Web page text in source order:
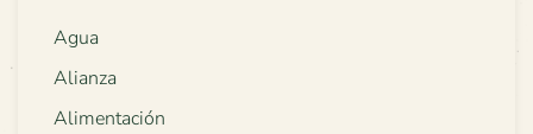
Agua
Alianza
Alimentación